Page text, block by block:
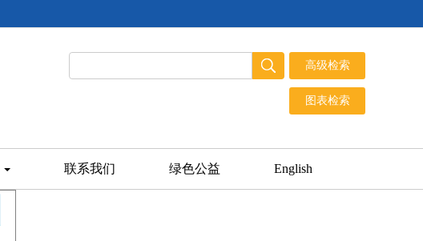
联系我们 绿色公益 English